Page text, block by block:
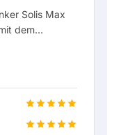
Solis Max
dem
stets gut
Nach der
kostenloser
Heimbatterie